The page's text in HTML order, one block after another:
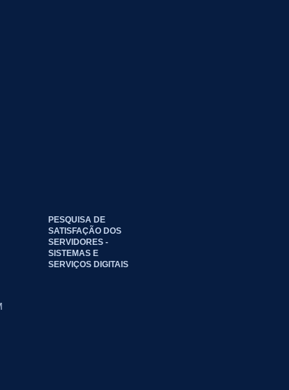
PESQUISA DE
SATISFAÇÃO DOS
SERVIDORES -
SISTEMAS E
SERVIÇOS DIGITAIS